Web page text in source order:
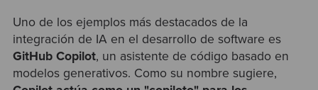
Uno de los ejemplos más destacados de la
integración de IA en el desarrollo de software es
GitHub Copilot, un asistente de código basado en
modelos generativos. Como su nombre sugiere,